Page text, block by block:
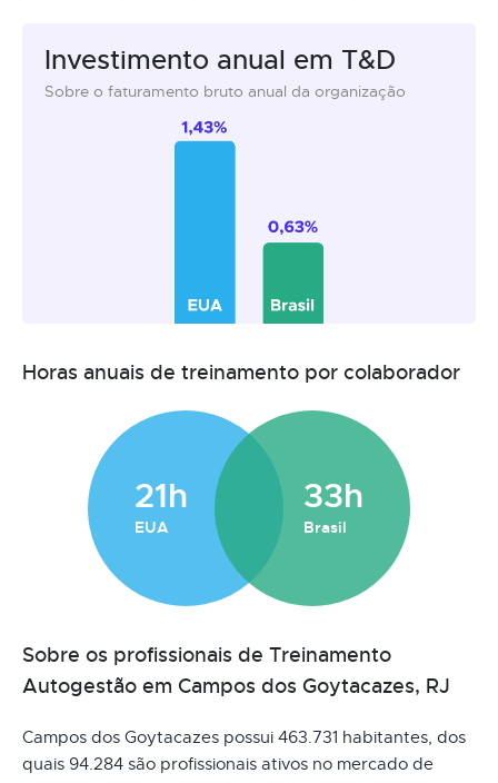
Investimento anual em T&D
Sobre o faturamento bruto anual da organização
Horas anuais de treinamento por colaborador
21h
EUA
33h
Brasil
Sobre os profissionais de Treinamento
Autogestão em Campos dos Goytacazes, RJ
Campos dos Goytacazes possui 463.731 habitantes, dos
quais 94.284 são profissionais ativos no mercado de